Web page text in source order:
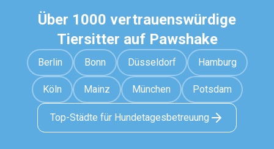
Über 1000 vertrauenswürdige
Tiersitter auf Pawshake
Berlin Bonn Düsseldorf Hamburg
Köln Mainz München Potsdam
Top-Städte für Hundetagesbetreuung